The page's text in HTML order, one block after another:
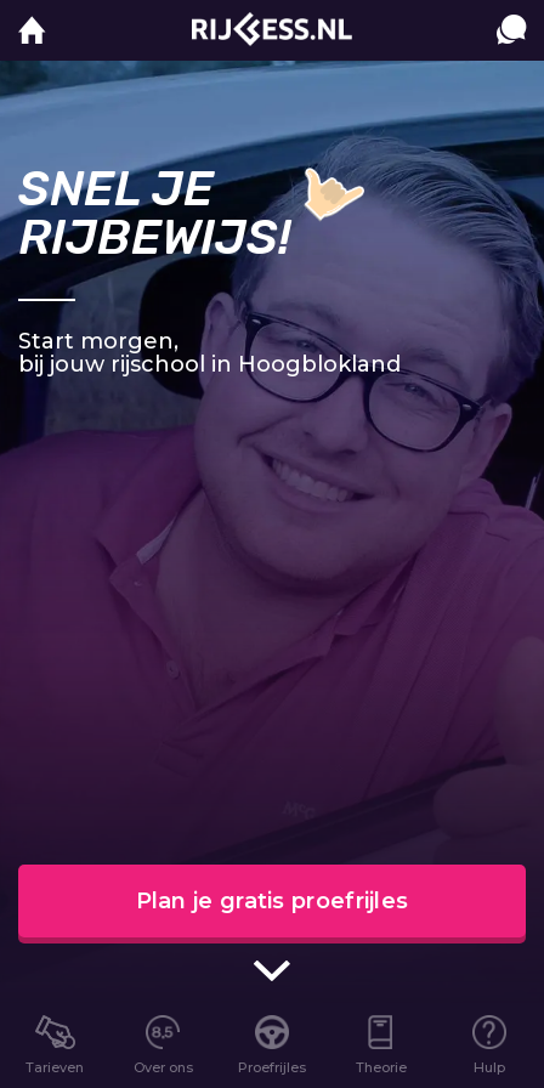
SNEL JE
RIJBEWIJS!
Start morgen,
bij jouw rijschool in Hoogblokland
Plan je gratis proefrijles
Tarieven Over ons Proefrijles Theorie Hulp